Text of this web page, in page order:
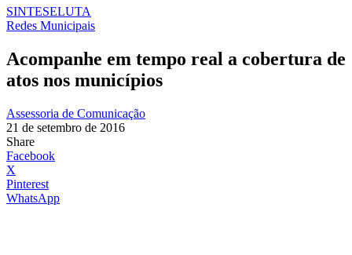
SINTESELUTA
Redes Municipais
Acompanhe em tempo real a cobertura de
atos nos municípios
Assessoria de Comunicação
21 de setembro de 2016
Share
Facebook
X
Pinterest
WhatsApp